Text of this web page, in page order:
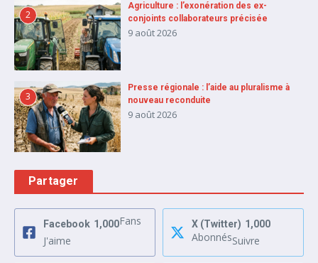
2
Agriculture : l’exonération des ex-
conjoints collaborateurs précisée
9 août 2026
3
Presse régionale : l’aide au pluralisme à
nouveau reconduite
9 août 2026
Partager
Facebook 1,000Fans
J'aime
X (Twitter) 1,000
AbonnésSuivre